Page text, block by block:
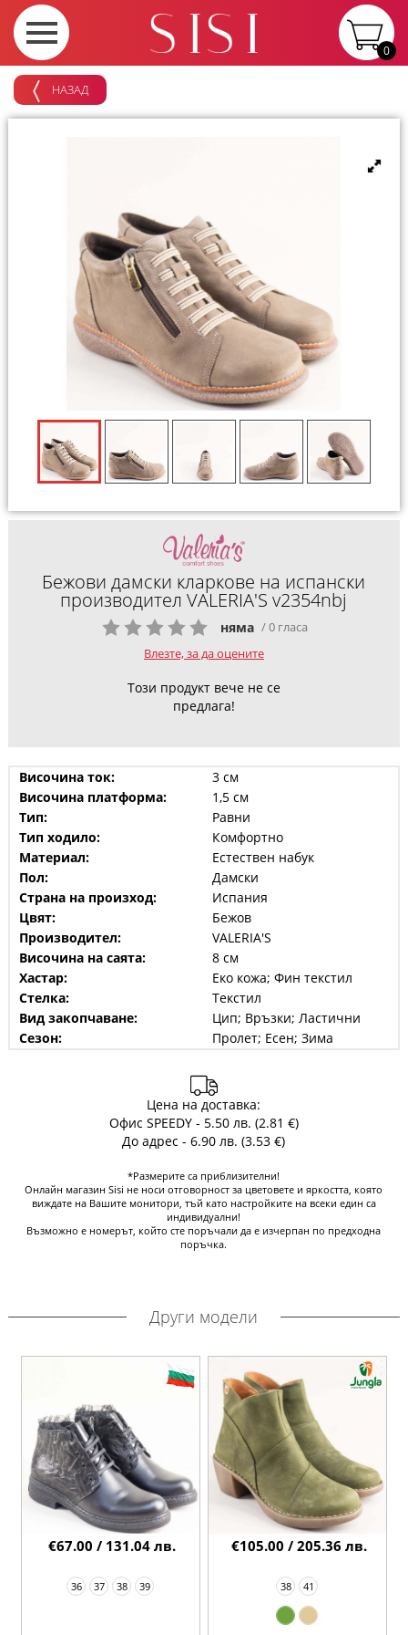
0
НАЗАД
Бежови дамски кларкове на испански
производител VALERIA'S v2354nbj
няма / 0 гласа
Влезте, за да оцените
Този продукт вече не се
предлага!
Височина ток:
3 см
Височина платформа:
1,5 см
Тип:
Равни
Тип ходило:
Комфортно
Материал:
Естествен набук
Пол:
Дамски
Страна на произход:
Испания
Цвят:
Бежов
Производител:
VALERIA'S
Височина на саята:
8 см
Хастар:
Еко кожа; Фин текстил
Стелка:
Текстил
Вид закопчаване:
Цип; Връзки; Ластични
Сезон:
Пролет; Есен; Зима
Цена на доставка:
Офис SPEEDY - 5.50 лв. (2.81 €)
До адрес - 6.90 лв. (3.53 €)
*Размерите са приблизителни!
Онлайн магазин Sisi не носи отговорност за цветовете и яркостта, която
виждате на Вашите монитори, тъй като настройките на всеки един са
индивидуални!
Възможно е номерът, който сте поръчали да е изчерпан по предходна
поръчка.
Други модели
36 37 38 39
€67.00 / 131.04 лв.
38 41
€105.00 / 205.36 лв.